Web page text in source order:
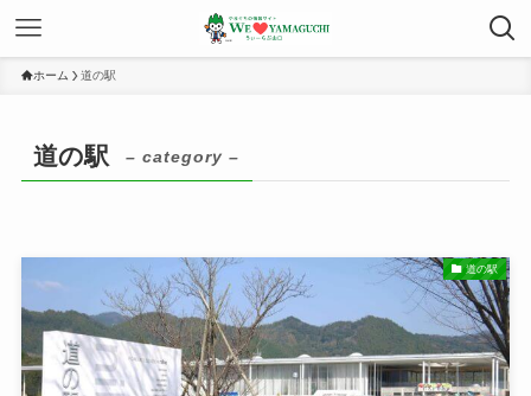
ホーム 道の駅
道の駅 – category –
道の駅